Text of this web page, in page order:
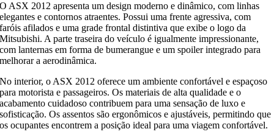
O ASX 2012 apresenta um design moderno e dinâmico, com linhas
elegantes e contornos atraentes. Possui uma frente agressiva, com
faróis afilados e uma grade frontal distintiva que exibe o logo da
Mitsubishi. A parte traseira do veículo é igualmente impressionante,
com lanternas em forma de bumerangue e um spoiler integrado para
melhorar a aerodinâmica.
No interior, o ASX 2012 oferece um ambiente confortável e espaçoso
para motorista e passageiros. Os materiais de alta qualidade e o
acabamento cuidadoso contribuem para uma sensação de luxo e
sofisticação. Os assentos são ergonômicos e ajustáveis, permitindo que
os ocupantes encontrem a posição ideal para uma viagem confortável.